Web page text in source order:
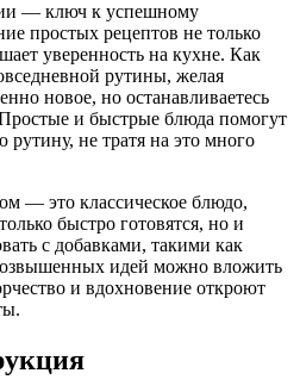
— ключ к успешному
простых рецептов не только
уверенность на кухне. Как
рутины, желая
новое, но останавливаетесь
и быстрые блюда помогут
не тратя на это много
— это классическое блюдо,
быстро готовятся, но и
с добавками, такими как
идей можно вложить
и вдохновение откроют